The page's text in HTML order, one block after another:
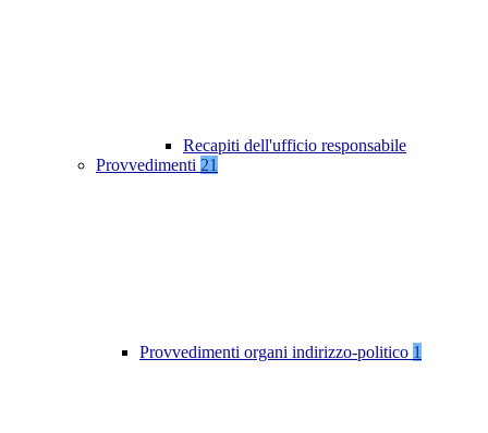
Recapiti dell'ufficio responsabile
Provvedimenti 21
Provvedimenti organi indirizzo-politico 1